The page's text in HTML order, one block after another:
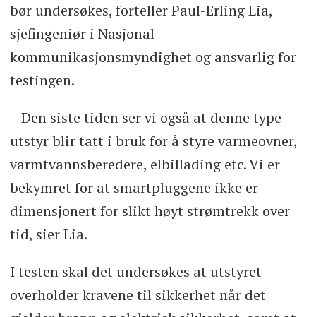
bør undersøkes, forteller Paul-Erling Lia,
sjefingeniør i Nasjonal
kommunikasjonsmyndighet og ansvarlig for
testingen.
– Den siste tiden ser vi også at denne type
utstyr blir tatt i bruk for å styre varmeovner,
varmtvannsberedere, elbillading etc. Vi er
bekymret for at smartpluggene ikke er
dimensjonert for slikt høyt strømtrekk over
tid, sier Lia.
I testen skal det undersøkes at utstyret
overholder kravene til sikkerhet når det